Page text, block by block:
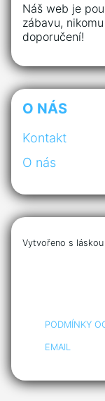
Náš web je
zábavu,
doporučení!
O NÁS
Kontakt
O nás
Vytvořeno s láskou
PODMÍNKY
EMAIL